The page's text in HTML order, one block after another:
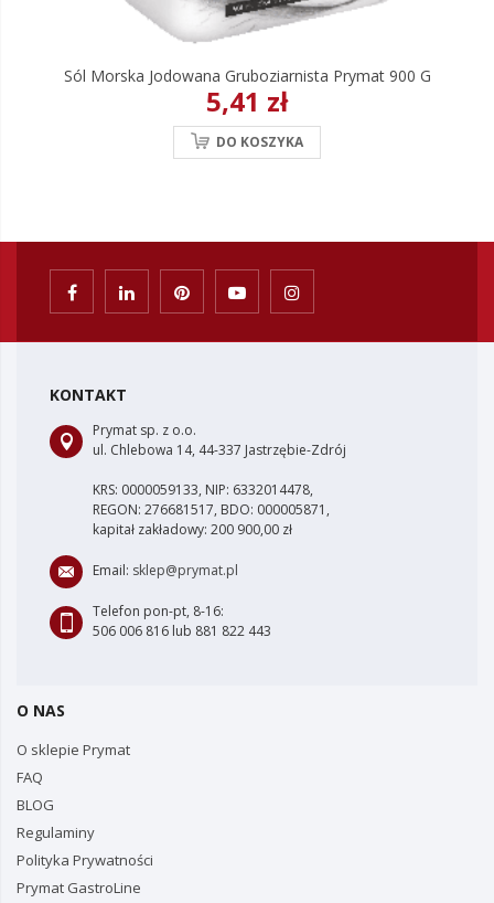
Sól Morska Jodowana Gruboziarnista Prymat 900 G
5,41 zł
DO KOSZYKA
KONTAKT
Prymat sp. z o.o.
ul. Chlebowa 14, 44-337 Jastrzębie-Zdrój
KRS: 0000059133, NIP: 6332014478,
REGON: 276681517, BDO: 000005871,
kapitał zakładowy: 200 900,00 zł
Email: sklep@prymat.pl
Telefon pon-pt, 8-16:
506 006 816 lub 881 822 443
O NAS
O sklepie Prymat
FAQ
BLOG
Regulaminy
Polityka Prywatności
Prymat GastroLine